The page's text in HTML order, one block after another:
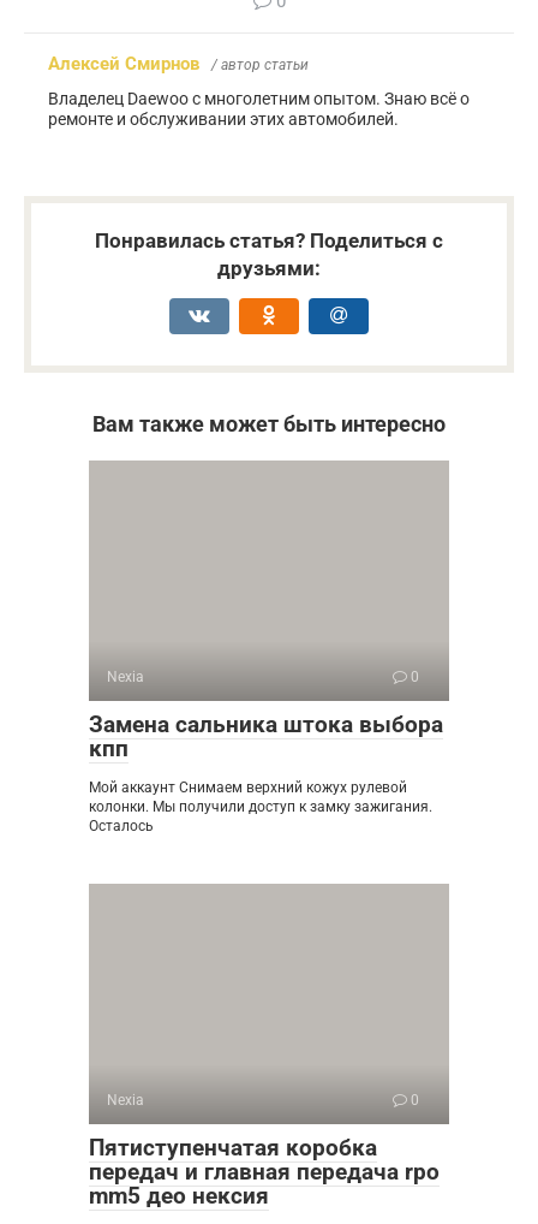
Алексей Смирнов / автор статьи
Владелец Daewoo с многолетним опытом. Знаю всё о
ремонте и обслуживании этих автомобилей.
Понравилась статья? Поделиться с
друзьями:
Вам также может быть интересно
Nexia 0
Замена сальника штока выбора
кпп
Мой аккаунт Снимаем верхний кожух рулевой
колонки. Мы получили доступ к замку зажигания.
Осталось
Nexia 0
Пятиступенчатая коробка
передач и главная передача rpo
mm5 део нексия